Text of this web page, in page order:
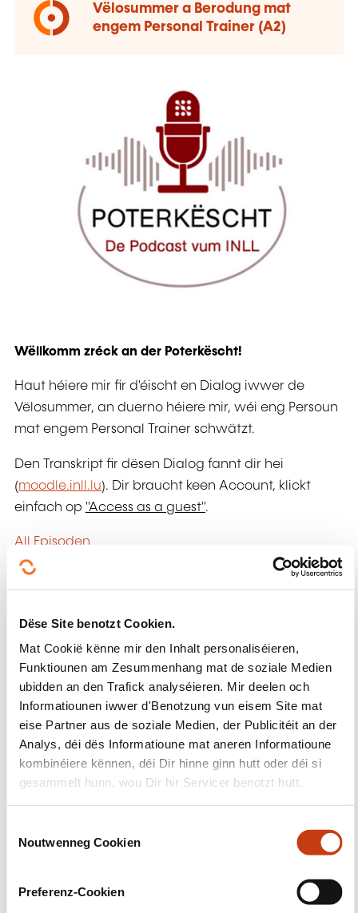
Dëse Site benotzt Cookien.
Mat Cookië kënne mir den Inhalt personaliséieren,
Funktiounen am Zesummenhang mat de soziale Medien
ubidden an den Trafick analyséieren. Mir deelen och
Informatiounen iwwer d'Benotzung vun eisem Site mat
eise Partner aus de soziale Medien, der Publicitéit an der
Analys, déi dës Informatioune mat aneren Informatioune
kombinéiere kënnen, déi Dir hinne ginn hutt oder déi si
gesammelt hunn, wou Dir hir Servicer benotzt hutt.
Noutwenneg Cookien
Preferenz-Cookien
Vëlosummer a Berodung mat
engem Personal Trainer (A2)
Wëllkomm zréck an der Poterkëscht!
Haut héiere mir fir d'éischt en Dialog iwwer de
Vëlosummer, an duerno héiere mir, wéi eng Persoun
mat engem Personal Trainer schwätzt.
Den Transkript fir dësen Dialog fannt dir hei
(moodle.inll.lu). Dir braucht keen Account, klickt
einfach op "Access as a guest".
All Episoden
verantwortlech -
Institut national des langues Luxembourg
Suivéiert eis!
Facebook
TwitterLinkedInYouTube